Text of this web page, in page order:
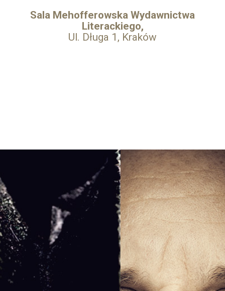
Sala Mehofferowska Wydawnictwa
Literackiego,
Ul. Długa 1, Kraków